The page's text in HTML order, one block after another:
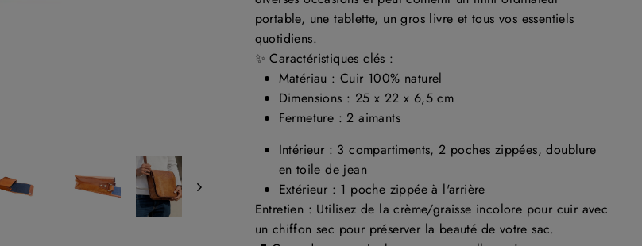
portable, une tablette, un gros livre et tous vos essentiels
quotidiens.
✨ Caractéristiques clés :
Matériau : Cuir 100% naturel
Dimensions : 25 x 22 x 6,5 cm
Fermeture : 2 aimants
Intérieur : 3 compartiments, 2 poches zippées, doublure
en toile de jean
Extérieur : 1 poche zippée à l'arrière
Entretien : Utilisez de la crème/graisse incolore pour cuir avec
un chiffon sec pour préserver la beauté de votre sac.